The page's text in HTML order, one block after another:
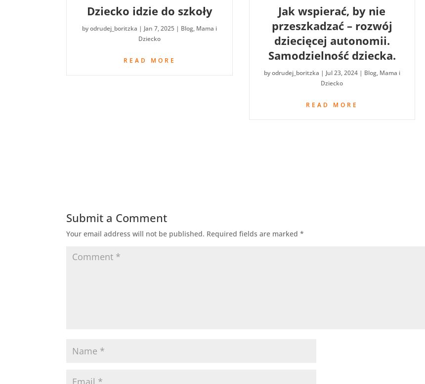
Dziecko idzie do szkoły
byodrudej_boritzka | Jan 7, 2025 | Blog, Mama i
Dziecko
READ MORE
Jak wspierać, by nie
przeszkadzać – rozwój
dziecięcej autonomii.
Samodzielność dziecka.
byodrudej_boritzka | Jul 23, 2024| Blog, Mama i
Dziecko
READ MORE
Submit a Comment
Your email address will not be published. Required fields are marked*